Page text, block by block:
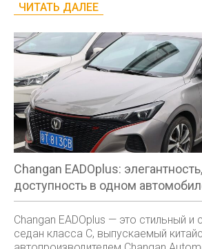
ЧИТАТЬ ДАЛЕЕ
Changan EADOplus:
доступность в одном
Changan EADOplus — это стильный и
седан класса С, выпускаемый